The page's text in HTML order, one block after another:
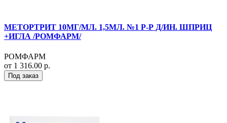
МЕТОРТРИТ 10МГ/МЛ. 1,5МЛ. №1 Р-Р Д/ИН. ШПРИЦ
+ИГЛА /РОМФАРМ/
РОМФАРМ
от 1 316.00 р.
Под заказ